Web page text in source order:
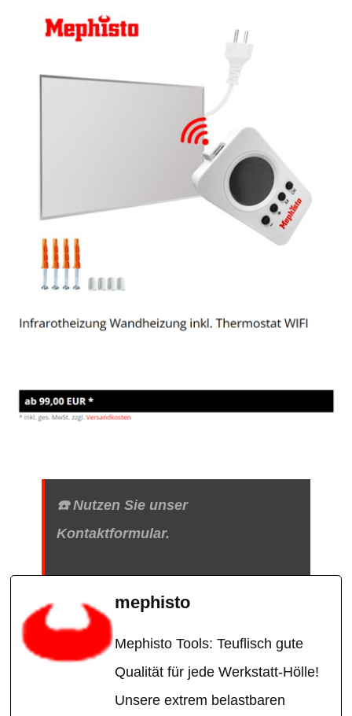
☎️ Nutzen Sie unser
Kontaktformular.
mephisto
Mephisto Tools: Teuflisch gute
Qualität für jede Werkstatt-Hölle!
Unsere extrem belastbaren